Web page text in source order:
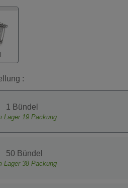
:
1 Bündel
Lager 19 Packung
50 Bündel
Lager 38 Packung